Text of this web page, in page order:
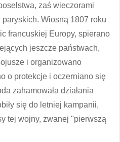
zaś wieczorami
Wiosną 1807 roku
francuskiej Europy, spierano
jeszcze państwach,
i organizowano
o protekcje i oczerniano się
zahamowała działania
się do letniej kampanii,
tej wojny, zwanej "pierwszą